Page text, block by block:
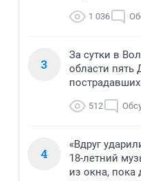
1 036
3
За сутки в
области пять
пострадавших
512
4
«Вдруг
18-летний
из окна, пока